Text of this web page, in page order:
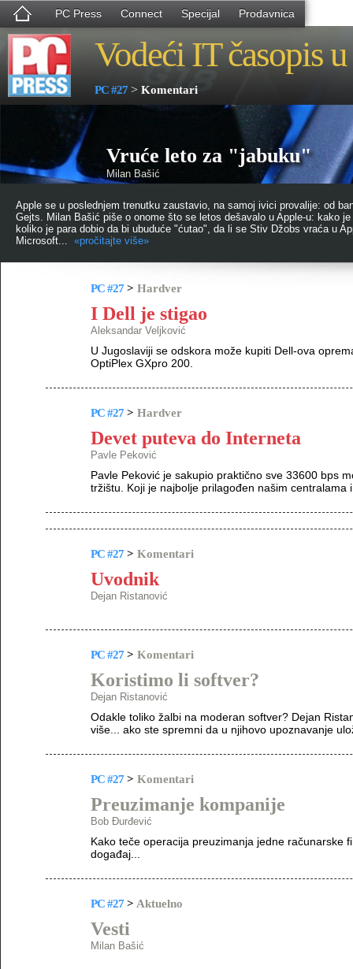
PC Press Connect Specijal Prodavnica
Vodeći IT časopis
PC #27> Komentari
Vruće leto za "jabuku"
Milan Bašić
Apple se u poslednjem trenutku zaustavio, na samoj ivici provalije: od
Gejts. Milan Bašić piše o onome što se letos dešavalo u Apple-u: kako
koliko je para dobio da bi ubuduće "ćutao", da li se Stiv Džobs vraća u
Microsoft... «pročitajte više»
PC #27 > Hardver
I Dell je stigao
Aleksandar Veljković
U Jugoslaviji se odskora može kupiti Dell-ova
OptiPlex GXpro 200.
PC #27 > Hardver
Devet puteva do Interneta
Pavle Peković
Pavle Peković je sakupio praktično sve 33600 bps
tržištu. Koji je najbolje prilagođen našim centralama
PC #27 > Komentari
Uvodnik
Dejan Ristanović
PC #27 > Komentari
Koristimo li softver?
Dejan Ristanović
Odakle toliko žalbi na moderan softver? Dejan
više... ako ste spremni da u njihovo upoznavanje
PC #27 > Komentari
Preuzimanje kompanije
Bob Đurđević
Kako teče operacija preuzimanja jedne računarske
događaj...
PC #27 > Aktuelno
Vesti
Milan Bašić